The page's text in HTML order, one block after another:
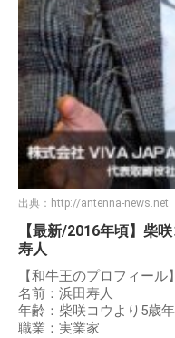
出典： http://antenna-news.net
【最新/2016年頃】柴
寿人
【和牛王のプロフィール】
名前：浜田寿人
年齢：柴咲コウより5歳
職業：実業家